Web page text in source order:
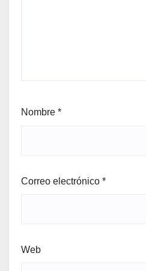
Nombre *
Correo electrónico *
Web